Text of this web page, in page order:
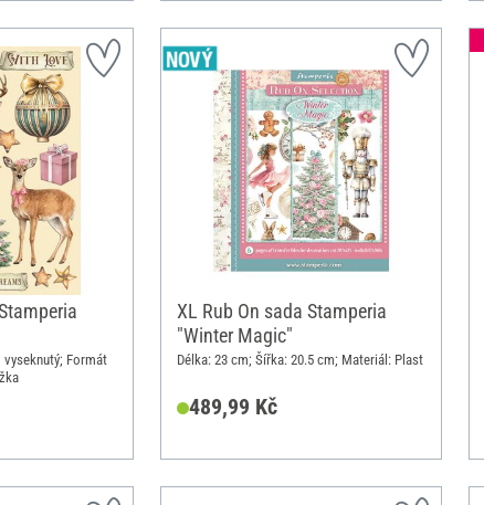
vyseknutý; Formát
XL Rub On sada Stamperia
"Winter Magic"
Délka: 23 cm; Šířka: 20.5 cm; Materiál: Plast
489,99 Kč